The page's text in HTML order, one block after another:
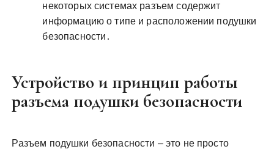
некоторых системах разъем содержит
информацию о типе и расположении подушки
безопасности․
Устройство и принцип работы
разъема подушки безопасности
Разъем подушки безопасности – это не просто